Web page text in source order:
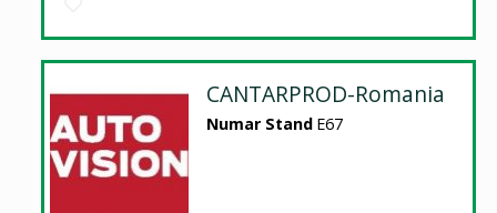
CANTARPROD-Romania
Numar Stand E67